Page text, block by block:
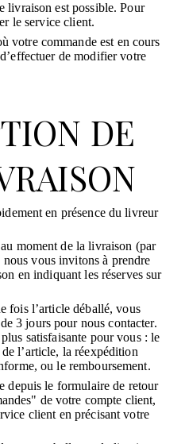
livraison est possible. Pour
le service client.
votre commande est en cours
de modifier votre
DE
en présence du livreur
moment de la livraison (par
vous invitons à prendre
en indiquant les réserves sur
fois l’article déballé, vous
3 jours pour nous contacter.
satisfaisante pour vous : le
l’article, la réexpédition
ou le remboursement.
depuis le formulaire de retour
de votre compte client,
client en précisant votre